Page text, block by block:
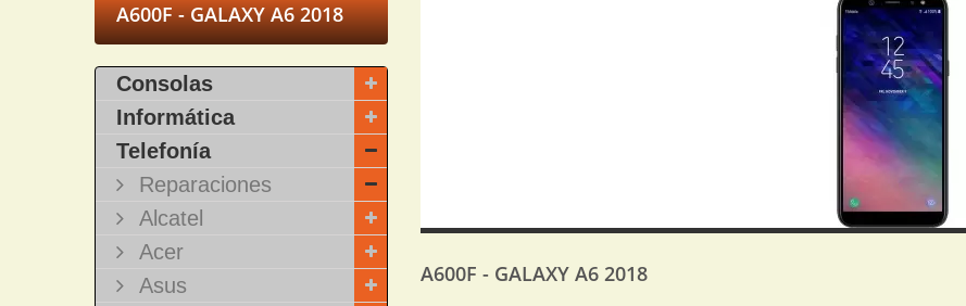
A600F - GALAXY A6 2018
Consolas
Informática
Telefonía
Reparaciones
Alcatel
Acer
Asus
A600F - GALAXY A6 2018